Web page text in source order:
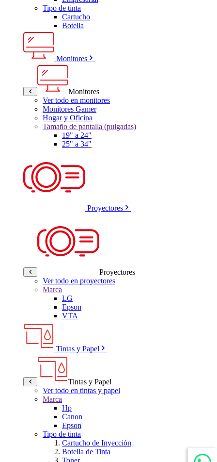
Tipo de tinta
Cartucho
Botella
Monitores
Monitores
Ver todo en monitores
Monitores Gamer
Hogar y Oficina
Tamaño de pantalla (pulgadas)
19" a 24"
25" a 34"
Proyectores
Proyectores
Ver todo en proyectores
Marca
LG
Epson
VTA
Tintas y Papel
Tintas y Papel
Ver todo en tintas y papel
Marca
Hp
Canon
Epson
Tipo de tinta
Cartucho de Inyección
Botella de Tinta
Toner